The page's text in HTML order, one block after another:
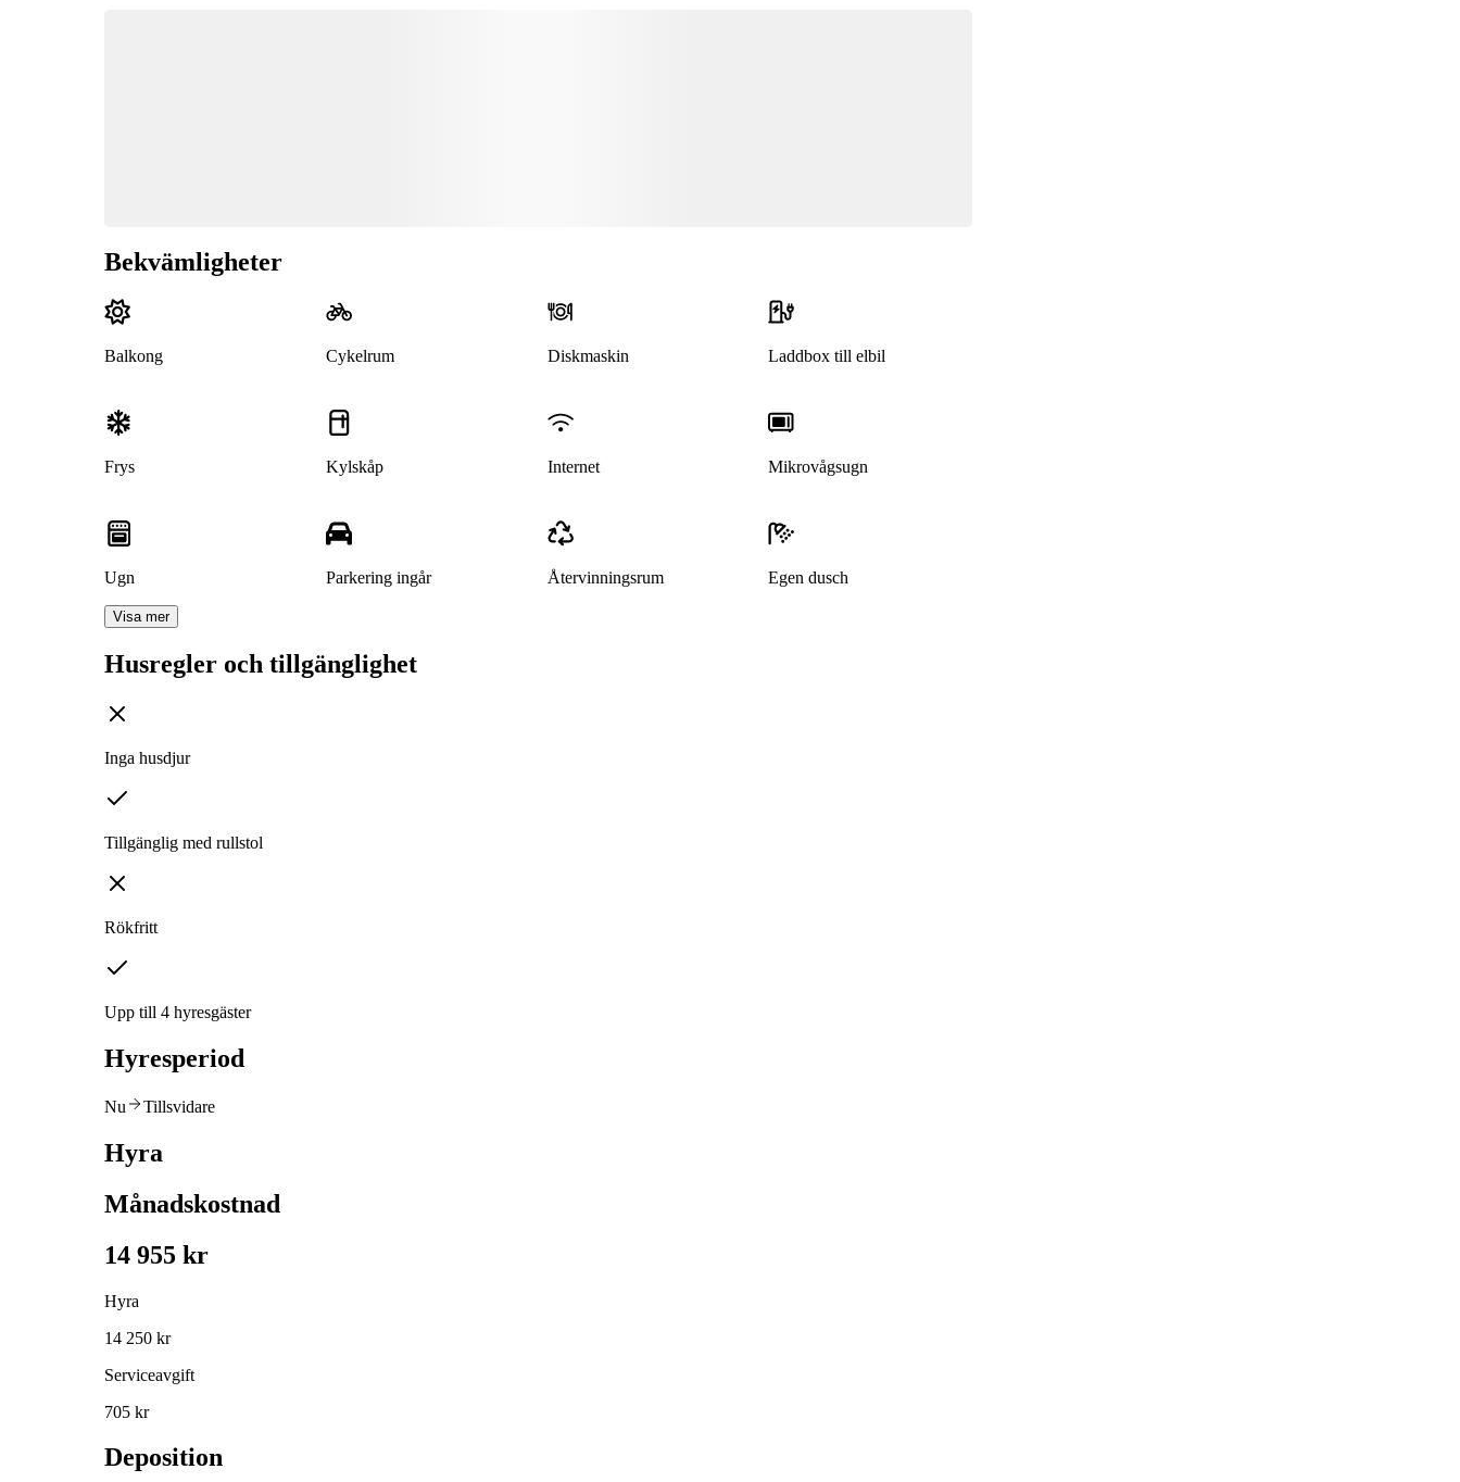
Bekvämligheter
Balkong Cykelrum Diskmaskin Laddbox till elbil
Frys Kylskåp Internet Mikrovågsugn
Ugn Parkering ingår Återvinningsrum Egen dusch
Visa mer
Husregler och tillgänglighet
Inga husdjur
Tillgänglig med rullstol
Rökfritt
Upp till 4 hyresgäster
Hyresperiod
Nu Tillsvidare
Hyra
Månadskostnad
14 955 kr
Hyra
14 250 kr
Serviceavgift
705 kr
Deposition